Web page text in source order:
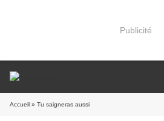
Publicité
Accueil » Tu saigneras aussi